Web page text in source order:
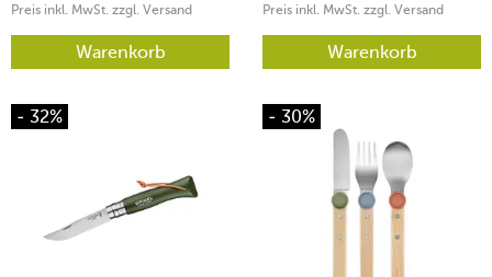
Preis inkl. MwSt. zzgl. Versand
Warenkorb
Preis inkl. MwSt. zzgl. Versand
Warenkorb
- 32% - 30%